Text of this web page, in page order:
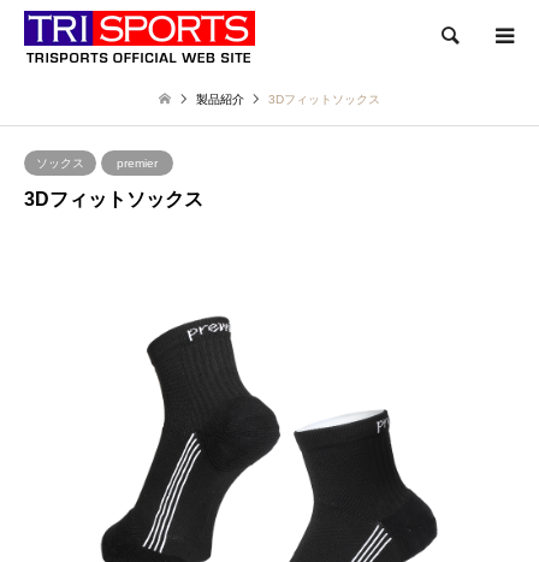
検索
製品紹介 3Dフィットソックス
ソックス premier
3Dフィットソックス